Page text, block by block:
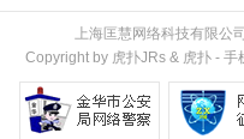
上海匡慧网络科技有限公
Copyright by 虎扑JRs & 虎扑 - 手